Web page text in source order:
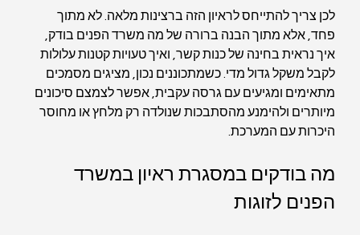
לכן צריך להתייחס לראיון הזה ברצינות מלאה. לא מתוך
פחד, אלא מתוך הבנה ברורה של מה משרד הפנים בודק,
איך נראית בחינה של כנות קשר, ואיך טעויות קטנות עלולות
לקבל משקל גדול מדי. כשמתכוננים נכון, מציגים מסמכים
מתאימים ומגיעים עם גרסה עקבית, אפשר לצמצם סיכונים
מיותרים ולהימנע מהסתבכות שנולדה רק מלחץ או מחוסר
היכרות עם המערכת.
מה בודקים במסגרת ראיון במשרד
הפנים לזוגות